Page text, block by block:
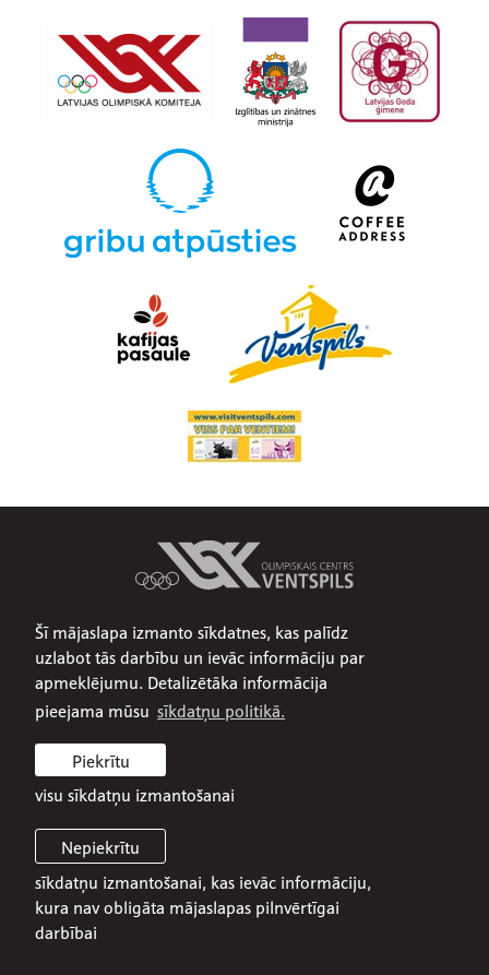
Šī mājaslapa izmanto sīkdatnes, kas palīdz
uzlabot tās darbību un ievāc informāciju par
apmeklējumu. Detalizētāka informācija
pieejama mūsu sīkdatņu politikā.
Nepiekrītu
sīkdatņu izmantošanai, kas ievāc informāciju,
kura nav obligāta mājaslapas pilnvērtīgai
darbībai
Piekrītu
visu sīkdatņu izmantošanai
Par mums
Publiskojamā informācija
Iepirkumi
© 2026 SIA Olimpiskais centrs Ventspils